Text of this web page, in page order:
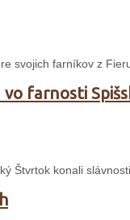
svojich farníkov z
farnosti
Štvrtok konali